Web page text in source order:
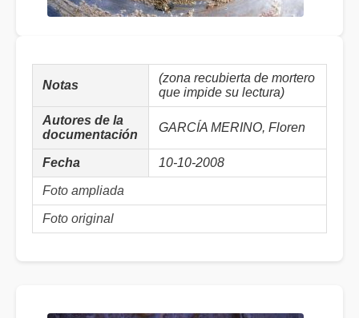
Notas
(zona recubierta de mortero
que impide su lectura)
Autores de la
documentación
GARCÍA MERINO, Floren
Fecha 10-10-2008
Foto ampliada
Foto original